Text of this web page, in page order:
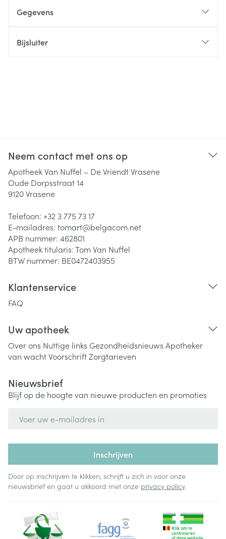
Gegevens
Bijsluiter
Neem contact met ons op
Apotheek Van Nuffel – De Vriendt Vrasene
Oude Dorpsstraat 14
9120Vrasene
Telefoon: +32 3 775 73 17
E-mailadres: tomart@belgacom.net
APB nummer: 462801
Apotheek titularis:Tom Van Nuffel
BTW nummer: BE0472403955
Klantenservice
FAQ
Uw apotheek
Over ons Nuttige links Gezondheidsnieuws Apotheker
van wachtVoorschriftZorgtarieven
Nieuwsbrief
Blijf op de hoogte van nieuwe producten en promoties
Inschrijven
Door op inschrijven te klikken, schrijft u zich in voor onze
nieuwsbrief en gaat u akkoord met onze privacy policy.